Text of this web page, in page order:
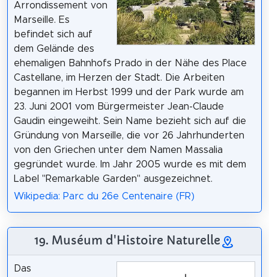
Arrondissement von
Marseille. Es
befindet sich auf
dem Gelände des
ehemaligen Bahnhofs Prado in der Nähe des Place
Castellane, im Herzen der Stadt. Die Arbeiten
begannen im Herbst 1999 und der Park wurde am
23. Juni 2001 vom Bürgermeister Jean-Claude
Gaudin eingeweiht. Sein Name bezieht sich auf die
Gründung von Marseille, die vor 26 Jahrhunderten
von den Griechen unter dem Namen Massalia
gegründet wurde. Im Jahr 2005 wurde es mit dem
Label "Remarkable Garden" ausgezeichnet.
Wikipedia: Parc du 26e Centenaire (FR)
19. Muséum d'Histoire Naturelle
Das